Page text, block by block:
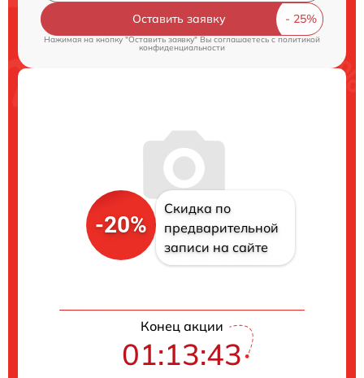
Оставить заявку
Нажимая на кнопку "Оставить заявку" Вы соглашаетесь c политикой
конфиденциальности
-20%
Скидка по
предварительной
записи на сайте
Конец акции
01:13:42